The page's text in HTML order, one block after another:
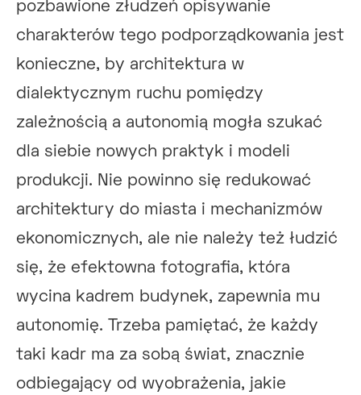
pozbawione złudzeń opisywanie
charakterów tego podporządkowania jest
konieczne, by architektura w
dialektycznym ruchu pomiędzy
zależnością a autonomią mogła szukać
dla siebie nowych praktyk i modeli
produkcji. Nie powinno się redukować
architektury do miasta i mechanizmów
ekonomicznych, ale nie należy też łudzić
się, że efektowna fotografia, która
wycina kadrem budynek, zapewnia mu
autonomię. Trzeba pamiętać, że każdy
taki kadr ma za sobą świat, znacznie
odbiegający od wyobrażenia, jakie